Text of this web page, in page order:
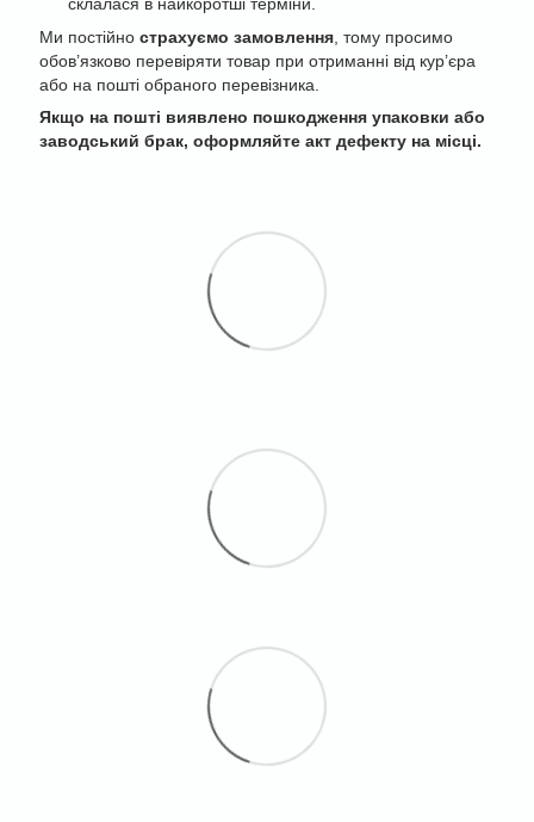
Ми постійно страхуємо замовлення, тому просимо
обов’язково перевіряти товар при отриманні від кур’єра
або на пошті обраного перевізника.
Якщо на пошті виявлено пошкодження упаковки або
заводський брак, оформляйте акт дефекту на місці.